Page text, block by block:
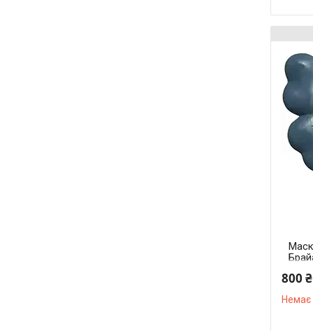
800 ₴
Немає